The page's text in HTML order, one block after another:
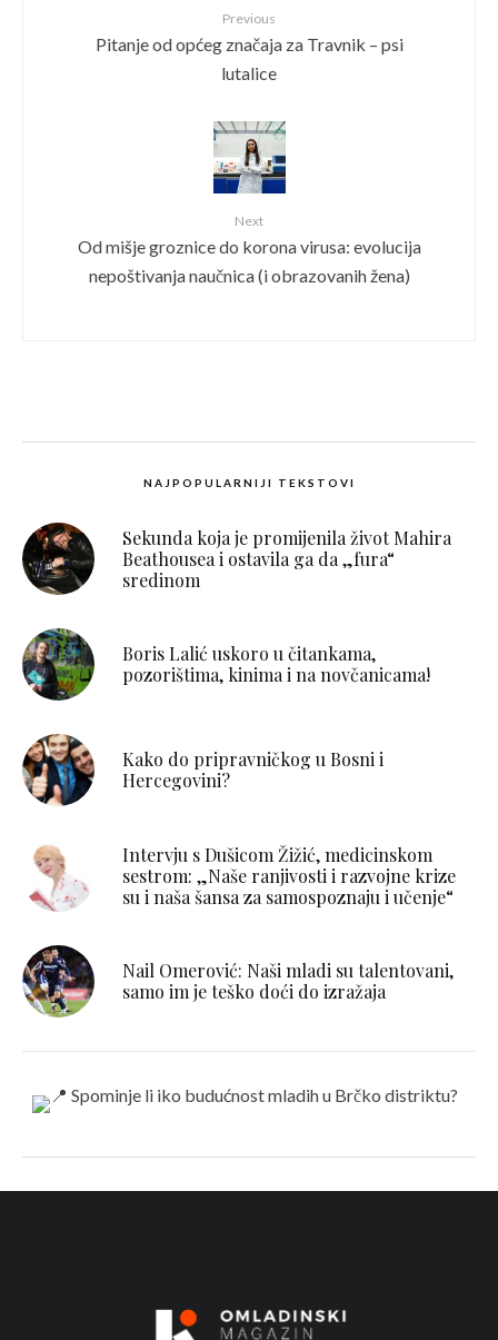
Previous
Pitanje od općeg značaja za Travnik – psi
lutalice
Next
Od mišje groznice do korona virusa: evolucija
nepoštivanja naučnica (i obrazovanih žena)
NAJPOPULARNIJI TEKSTOVI
Sekunda koja je promijenila život Mahira
Beathousea i ostavila ga da „fura“
sredinom
Boris Lalić uskoro u čitankama,
pozorištima, kinima i na novčanicama!
Kako do pripravničkog u Bosni i
Hercegovini?
Intervju s Dušicom Žižić, medicinskom
sestrom: „Naše ranjivosti i razvojne krize
su i naša šansa za samospoznaju i učenje“
Nail Omerović: Naši mladi su talentovani,
samo im je teško doći do izražaja